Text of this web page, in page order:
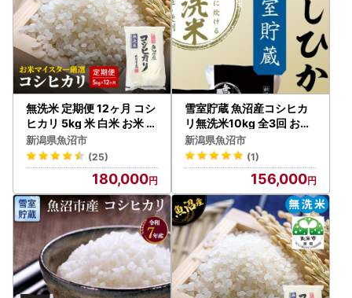
無洗米 定期便 12ヶ月 コシ
ヒカリ 5kg 米 白米 お米 魚
沼産コシヒカリ 新潟米 新
潟 魚沼市 定期 12回
新潟県魚沼市
(25)
180,000
雪室貯蔵 魚沼産コシヒカ
リ無洗米10kg 全3回 お米
ライス ご飯 ブランド米 銘
柄米 お弁当 おにぎり 直送
主食 炭水化物 新潟県産 新
鮮なおいしさ 手軽 便利 時
短
新潟県魚沼市
(1)
156,000